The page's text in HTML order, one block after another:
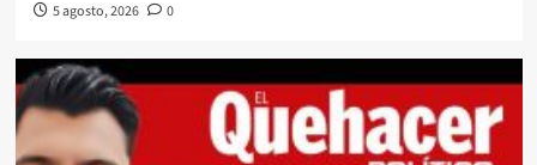
5 agosto, 2026 0